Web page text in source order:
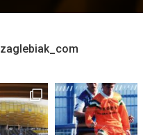
zaglebiak_com